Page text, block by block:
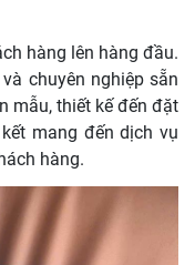
hàng lên hàng đầu.
chuyên nghiệp sẵn
mẫu, thiết kế đến đặt
mang đến dịch vụ
hàng.